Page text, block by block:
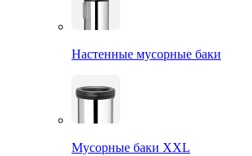
Настенные мусорные баки
Мусорные баки XXL